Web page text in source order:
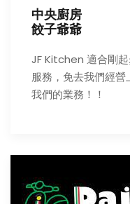
中央廚房
餃子爺爺
JF Kitchen 適合剛
服務，免去我們經
我們的業務！！